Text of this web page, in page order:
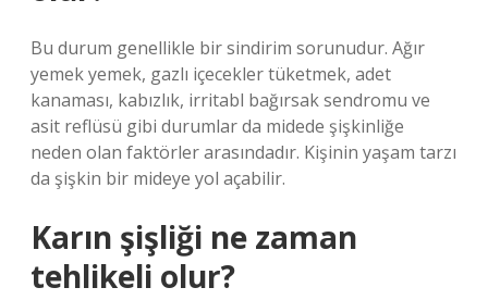
Bu durum genellikle bir sindirim sorunudur. Ağır
yemek yemek, gazlı içecekler tüketmek, adet
kanaması, kabızlık, irritabl bağırsak sendromu ve
asit reflüsü gibi durumlar da midede şişkinliğe
neden olan faktörler arasındadır. Kişinin yaşam tarzı
da şişkin bir mideye yol açabilir.
Karın şişliği ne zaman
tehlikeli olur?